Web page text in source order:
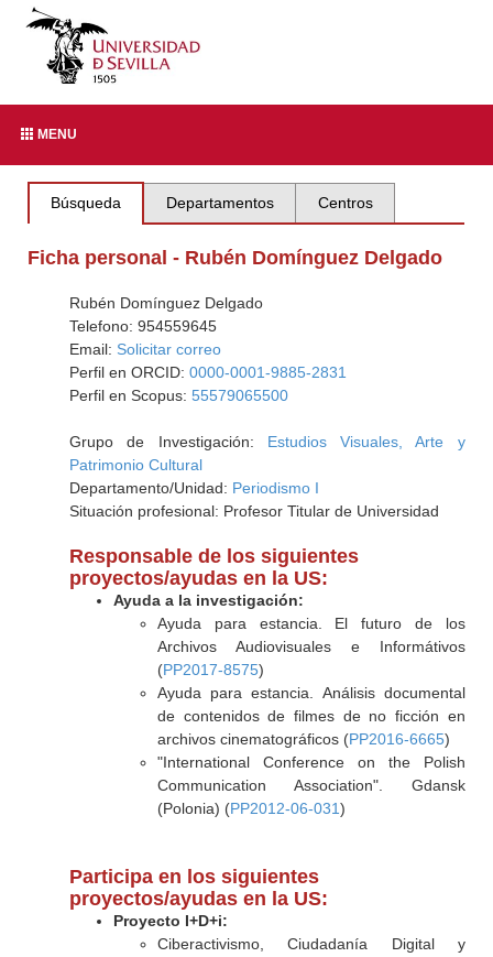
MENU
Búsqueda Departamentos Centros
Ficha personal - Rubén Domínguez Delgado
Rubén Domínguez Delgado
Telefono: 954559645
Email: Solicitar correo
Perfil en ORCID: 0000-0001-9885-2831
Perfil en Scopus: 55579065500
Grupo de Investigación: Estudios Visuales, Arte y
Patrimonio Cultural
Departamento/Unidad: Periodismo I
Situación profesional: Profesor Titular de Universidad
Responsable de los siguientes
proyectos/ayudas en la US:
Ayuda a la investigación:
Ayuda para estancia. El futuro de los
Archivos Audiovisuales e Informátivos
(PP2017-8575)
Ayuda para estancia. Análisis documental
de contenidos de filmes de no ficción en
archivos cinematográficos (PP2016-6665)
"International Conference on the Polish
Communication Association". Gdansk
(Polonia) (PP2012-06-031)
Participa en los siguientes
proyectos/ayudas en la US:
Proyecto I+D+i:
Ciberactivismo, Ciudadanía Digital y